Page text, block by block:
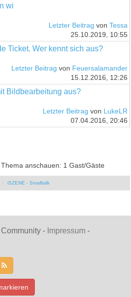
wi
Letzter Beitrag von Tessa
25.10.2019, 10:55
Ticket. Wer kennt sich aus?
Letzter Beitrag von Feuersalamander
15.12.2016, 12:26
Bildbearbeitung aus?
Letzter Beitrag von LukeLR
07.04.2016, 20:46
anschauen: 1 Gast/Gäste
iSZENE - Smalltalk
- Impressum -